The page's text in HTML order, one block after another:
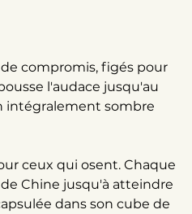
compromis, figés pour
l'audace jusqu'au
sombre
ceux qui osent. Chaque
Chine jusqu'à atteindre
dans son cube de